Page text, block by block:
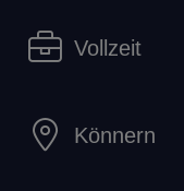
Vollzeit
Könnern